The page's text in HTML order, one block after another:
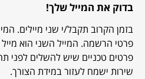
בדוק את המייל שלך!
בזמן הקרוב תקבל/י שני מיילים.
פרטי הרשמה. המייל השני הוא
פרטים טכניים שיש להשלים לפני
שירות ישמח לעזור במידת הצורך.